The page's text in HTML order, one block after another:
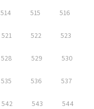
514 515 516
521 522 523
528 529 530
535 536 537
542 543 544